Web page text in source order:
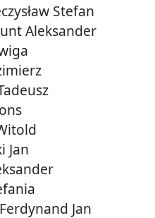
Stefan
Aleksander
Jan
Jan